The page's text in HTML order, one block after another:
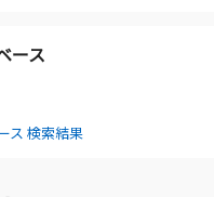
ース
ス 検索結果